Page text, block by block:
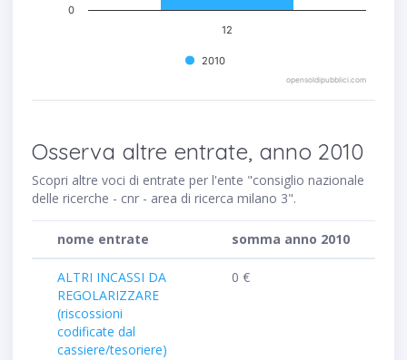
2010
12
0
opensoldipubblici.com
Osserva altre entrate, anno 2010
Scopri altre voci di entrate per l'ente "consiglio nazionale
delle ricerche - cnr - area di ricerca milano 3".
nome entrate somma anno 2010
ALTRI INCASSI DA
REGOLARIZZARE
(riscossioni
codificate dal
cassiere/tesoriere)
0 €